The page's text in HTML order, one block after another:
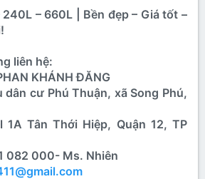
– 660L | Bền đẹp – Giá tốt –
liên hệ:
KHÁNH ĐĂNG
dân cư Phú Thuận, xã Song Phú,
1A Tân Thới Hiệp, Quận 12, TP
082 000- Ms. Nhiên